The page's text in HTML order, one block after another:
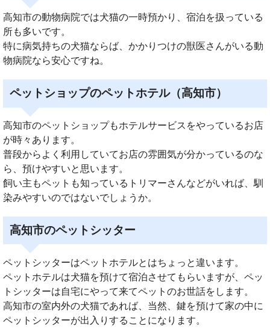
高知市の動物病院では犬猫の一時預かり、宿泊を扱っている
所も多いです。
特に病気持ちの犬猫ならば、かかりつけの獣医さんがいる動
物病院なら安心ですね。
ペットショップのペットホテル（高知市）
高知市のペットショップもホテルサービスをやっているお店
が時々あります。
普段からよく利用していてお店の雰囲気が分かっているのな
ら、預けやすいと思います。
飼い主もペットも知っているトリマーさんなどがいれば、馴
染みやすいのではないでしょうか。
高知市のペットシッター
ペットシッターはペットホテルとはちょっと違います。
ペットホテルは犬猫を預けて宿泊させてもらいますが、ペッ
トシッターは自宅にやって来てペットのお世話をします。
高知市の室内外の犬猫であれば、当然、鍵を預けて家の中に
ペットシッターが出入りすることになります。